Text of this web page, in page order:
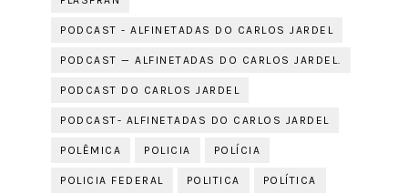
PODCAST - ALFINETADAS DO CARLOS JARDEL
PODCAST — ALFINETADAS DO CARLOS JARDEL.
PODCAST DO CARLOS JARDEL
PODCAST- ALFINETADAS DO CARLOS JARDEL
POLÊMICA POLICIA POLÍCIA
POLICIA FEDERAL POLITICA POLÍTICA